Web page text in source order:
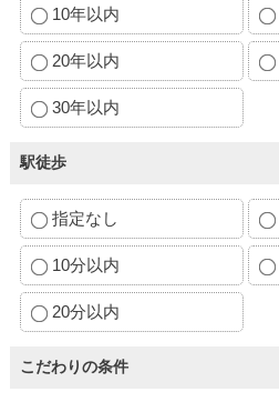
10年以内
20年以内
30年以内
駅徒歩
指定なし
10分以内
20分以内
こだわりの条件